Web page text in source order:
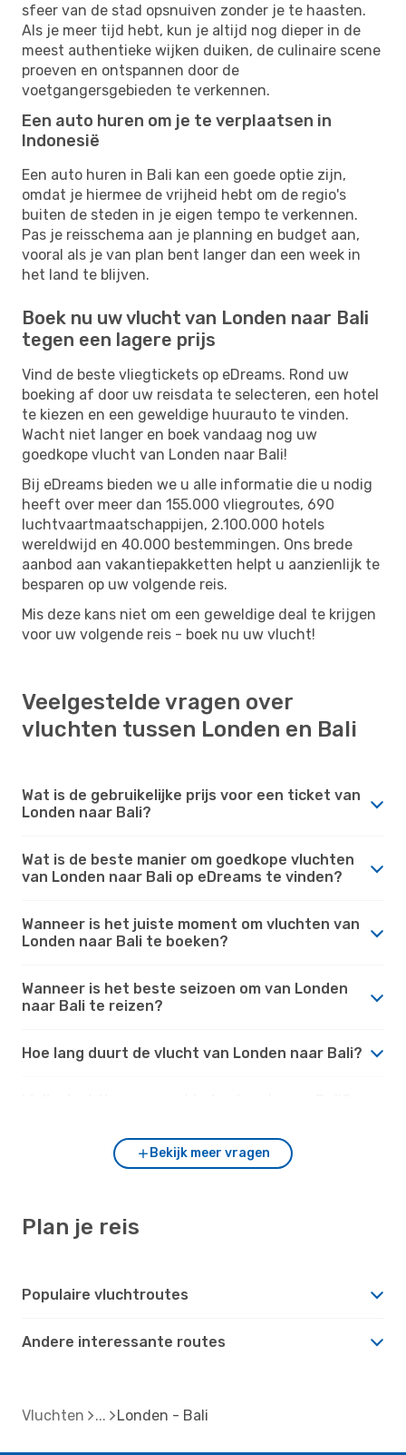
sfeer van de stad opsnuiven zonder je te haasten.
Als je meer tijd hebt, kun je altijd nog dieper in de
meest authentieke wijken duiken, de culinaire scene
proeven en ontspannen door de
voetgangersgebieden te verkennen.
Een auto huren om je te verplaatsen in
Indonesië
Een auto huren in Bali kan een goede optie zijn,
omdat je hiermee de vrijheid hebt om de regio's
buiten de steden in je eigen tempo te verkennen.
Pas je reisschema aan je planning en budget aan,
vooral als je van plan bent langer dan een week in
het land te blijven.
Boek nu uw vlucht van Londen naar Bali
tegen een lagere prijs
Vind de beste vliegtickets op eDreams. Rond uw
boeking af door uw reisdata te selecteren, een hotel
te kiezen en een geweldige huurauto te vinden.
Wacht niet langer en boek vandaag nog uw
goedkope vlucht van Londen naar Bali!
Bij eDreams bieden we u alle informatie die u nodig
heeft over meer dan 155.000 vliegroutes, 690
luchtvaartmaatschappijen, 2.100.000 hotels
wereldwijd en 40.000 bestemmingen. Ons brede
aanbod aan vakantiepakketten helpt u aanzienlijk te
besparen op uw volgende reis.
Mis deze kans niet om een ​​geweldige deal te krijgen
voor uw volgende reis - boek nu uw vlucht!
Veelgestelde vragen over
vluchten tussen Londen en Bali
Wat is de gebruikelijke prijs voor een ticket van
Londen naar Bali?
Wat is de beste manier om goedkope vluchten
van Londen naar Bali op eDreams te vinden?
Wanneer is het juiste moment om vluchten van
Londen naar Bali te boeken?
Wanneer is het beste seizoen om van Londen
naar Bali te reizen?
Hoe lang duurt de vlucht van Londen naar Bali?
Bekijk meer vragen
Plan je reis
Populaire vluchtroutes
Andere interessante routes
Vluchten Londen - Bali